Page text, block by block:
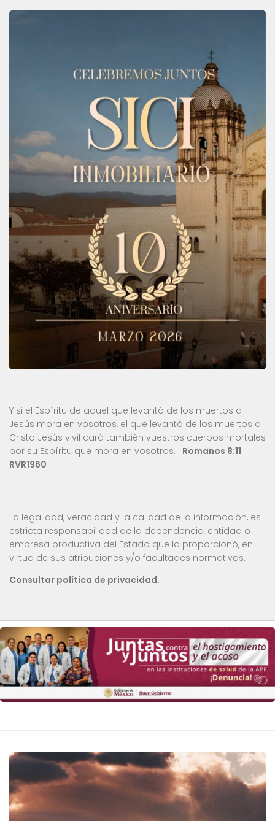
Y si el Espíritu de aquel que levantó de los muertos a
Jesús mora en vosotros, el que levantó de los muertos a
Cristo Jesús vivificará también vuestros cuerpos mortales
por su Espíritu que mora en vosotros. | Romanos 8:11
RVR1960
La legalidad, veracidad y la calidad de la información, es
estricta responsabilidad de la dependencia, entidad o
empresa productiva del Estado que la proporcionó, en
virtud de sus atribuciones y/o facultades normativas.
Consultar política de privacidad.